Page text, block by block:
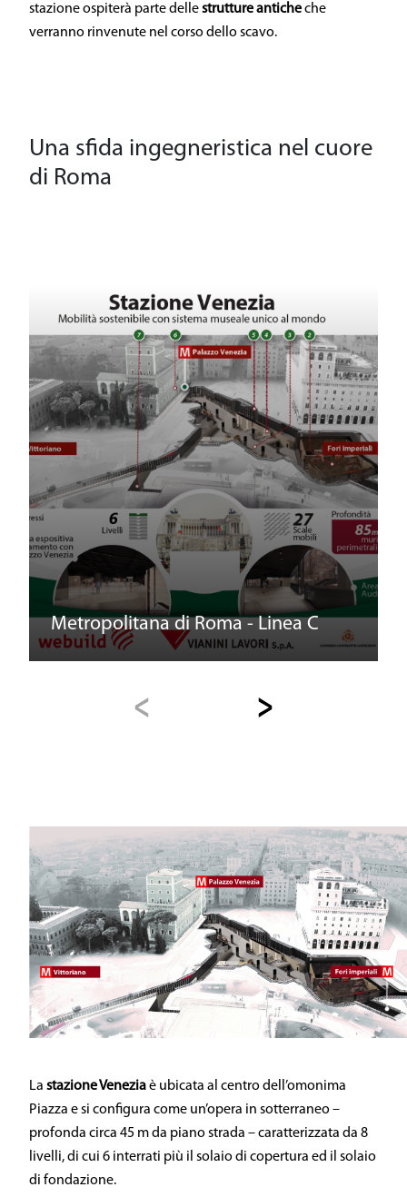
stazione ospiterà parte dellestrutture anticheche
verranno rinvenute nel corso dello scavo.
Una sfida ingegneristica nel cuore
di Roma
Metropolitana di Roma - Linea C
La stazione Veneziaè ubicata al centro dell’omonima
Piazza e si configura come un’opera in sotterraneo –
profonda circa 45 m da piano strada – caratterizzata da 8
livelli, di cui 6 interrati più il solaio di copertura ed il solaio
di fondazione.